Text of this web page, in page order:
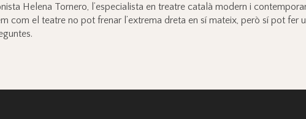
Helena Tornero, l’especialista en treatre català modern i
com el teatre no pot frenar l’extrema dreta en sí mateix, però sí pot fer